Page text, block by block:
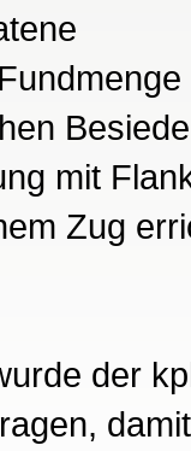
mit
Zug
der